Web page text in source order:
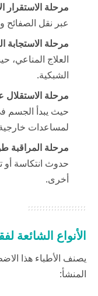
مرحلة الاستقرار
عبر نقل الصفائح
مرحلة الاستجابة
العلاج المناعي،
الشبكية.
مرحلة الاستقلال
حيث يبدأ الجسم
لمساعدات
مرحلة المراقبة
حدوث انتكاسة أو
أخرى.
الأنواع الشائعة
يصنف الأطباء هذا
المنشأ: